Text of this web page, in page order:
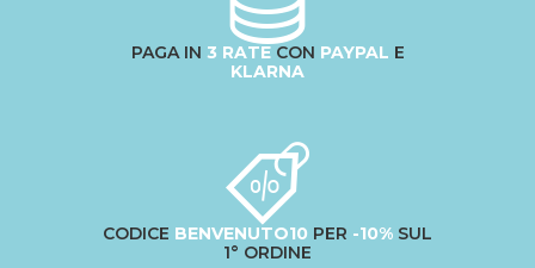
PAGA IN 3 RATECON PAYPAL E
KLARNA
CODICE BENVENUTO10 PER -10% SUL
1° ORDINE